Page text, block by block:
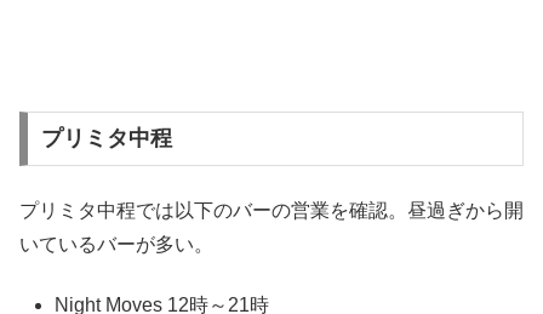
プリミタ中程
プリミタ中程では以下のバーの営業を確認。昼過ぎから開
いているバーが多い。
Night Moves 12時～21時